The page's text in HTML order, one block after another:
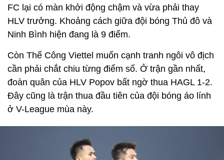
FC lại có màn khởi động chậm và vừa phải thay
HLV trưởng. Khoảng cách giữa đội bóng Thủ đô và
Ninh Bình hiện đang là 9 điểm.
Còn Thể Công Viettel muốn cạnh tranh ngôi vô địch
cần phải chắt chiu từng điểm số. Ở trận gần nhất,
đoàn quân của HLV Popov bất ngờ thua HAGL 1-2.
Đây cũng là trận thua đầu tiên của đội bóng áo lính
ở V-League mùa này.